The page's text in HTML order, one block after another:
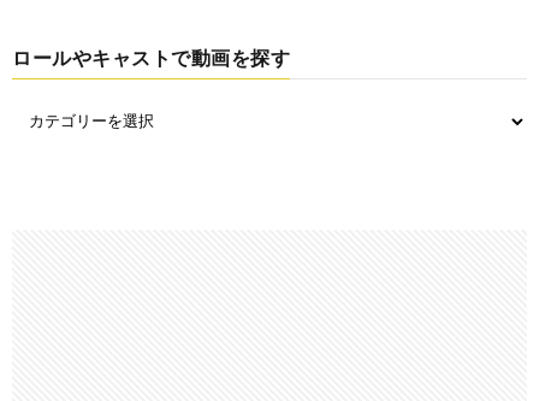
ロールやキャストで動画を探す